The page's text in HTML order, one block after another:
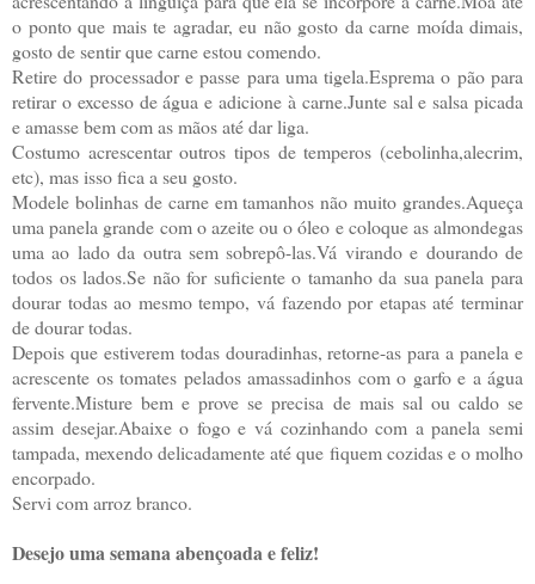
o ponto que mais te agradar, eu não gosto da carne moída dimais,
gosto de sentir que carne estou comendo.
Retire do processador e passe para uma tigela.Esprema o pão para
retirar o excesso de água e adicione à carne.Junte sal e salsa picada
e amasse bem com as mãos até dar liga.
Costumo acrescentar outros tipos de temperos (cebolinha,alecrim,
etc), mas isso fica a seu gosto.
Modele bolinhas de carne em tamanhos não muito grandes.Aqueça
uma panela grande com o azeite ou o óleo e coloque as almondegas
uma ao lado da outra sem sobrepô-las.Vá virando e dourando de
todos os lados.Se não for suficiente o tamanho da sua panela para
dourar todas ao mesmo tempo, vá fazendo por etapas até terminar
de dourar todas.
Depois que estiverem todas douradinhas, retorne-as para a panela e
acrescente os tomates pelados amassadinhos com o garfo e a água
fervente.Misture bem e prove se precisa de mais sal ou caldo se
assim desejar.Abaixe o fogo e vá cozinhando com a panela semi
tampada, mexendo delicadamente até que fiquem cozidas e o molho
encorpado.
Servi com arroz branco.
Desejo uma semana abençoada e feliz!